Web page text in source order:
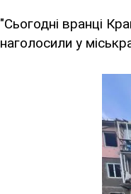
"Сьогодні вранці
наголосили у